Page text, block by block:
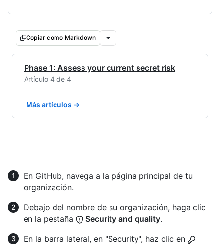
Copiar como Markdown
Phase 1: Assess your current secret risk
Artículo 4 de 4
Más artículos →
En GitHub, navega a la página principal de tu
organización.
Debajo del nombre de su organización, haga clic
en la pestaña
Security and quality.
En la barra lateral, en "Security", haz clic en